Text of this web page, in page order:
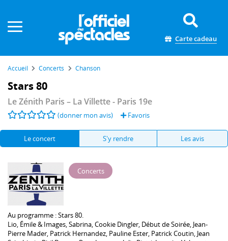
Carte cadeau
Accueil Concerts Chanson
Stars 80
Le Zénith Paris – La Villette- Paris 19e
(donner mon avis) Favoris
Le concert S'y rendre Les avis
Concerts
Au programme :Stars 80.
Lio, Émile & Images,Sabrina,Cookie Dingler, Début de Soirée, Jean-
Pierre Mader, Patrick Hernandez, Pauline Ester, Patrick Coutin, Jean